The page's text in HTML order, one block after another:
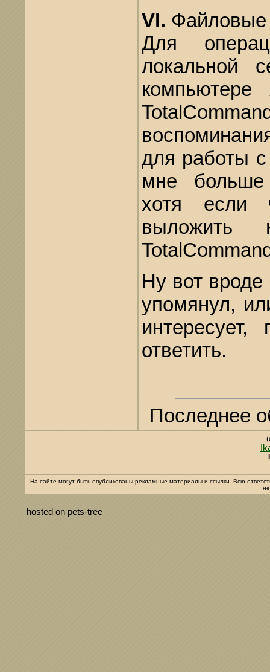
VI.
Для
локальной
для работы
мне больше
хотя если
выложить
Ну вот
упомянул,
ответить.
Последнее
На сайте могут быть опубликованы рекламные материалы и ссылки. Всю
hosted on pets-tree